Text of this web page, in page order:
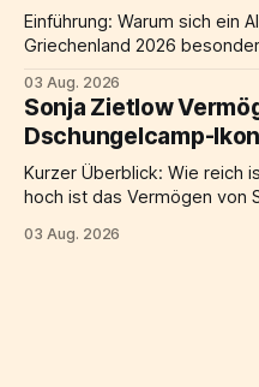
Einführung: Warum sich ein
Griechenland 2026 besonders lohnt
gutem Grund. Türkises
geschichte, herzliche
weltweit begeistert: Kaum
mischung aus erholung
03 Aug. 2026
Sonja Zietlow
Dschungelcamp-
Kurzer Überblick: Wie reich ist
hoch ist das Vermögen von
auf etwa 6 Millionen Euro
03 Aug. 2026